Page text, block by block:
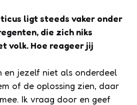
ligt steeds vaker onder
die zich niks
volk. Hoe reageer jij
en jezelf niet als onderdeel
of de oplossing zien, daar
Ik vraag door en geef